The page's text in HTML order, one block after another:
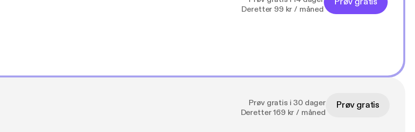
Deretter 99 kr / måned
Prøv gratis i 30 dager
Deretter 169 kr / måned
Prøv gratis